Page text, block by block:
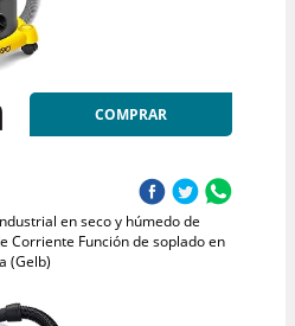
COMPRAR
en seco y húmedo de
Corriente Función de soplado en
(Gelb)